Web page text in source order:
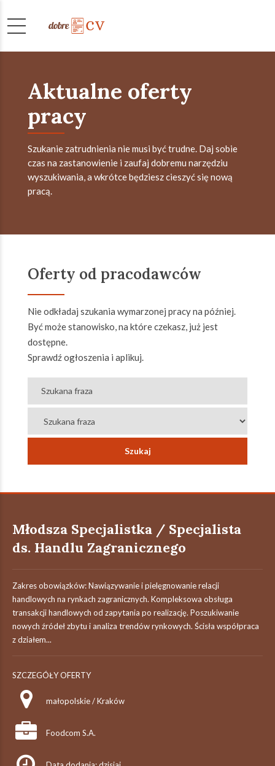
Aktualne oferty
pracy
Szukanie zatrudnienia nie musi być trudne. Daj sobie
czas na zastanowienie i zaufaj dobremu narzędziu
wyszukiwania, a wkrótce będziesz cieszyć się nową
pracą.
Oferty od pracodawców
Nie odkładaj szukania wymarzonej pracy na później.
Być może stanowisko, na które czekasz, już jest
dostępne.
Sprawdź ogłoszenia i aplikuj.
Młodsza Specjalistka / Specjalista
ds. Handlu Zagranicznego
Zakres obowiązków: Nawiązywanie i pielęgnowanie relacji
handlowych na rynkach zagranicznych. Kompleksowa obsługa
transakcji handlowych od zapytania po realizację. Poszukiwanie
nowych źródeł zbytu i analiza trendów rynkowych. Ścisła współpraca
z działem...
SZCZEGÓŁY OFERTY
małopolskie / Kraków
Foodcom S.A.